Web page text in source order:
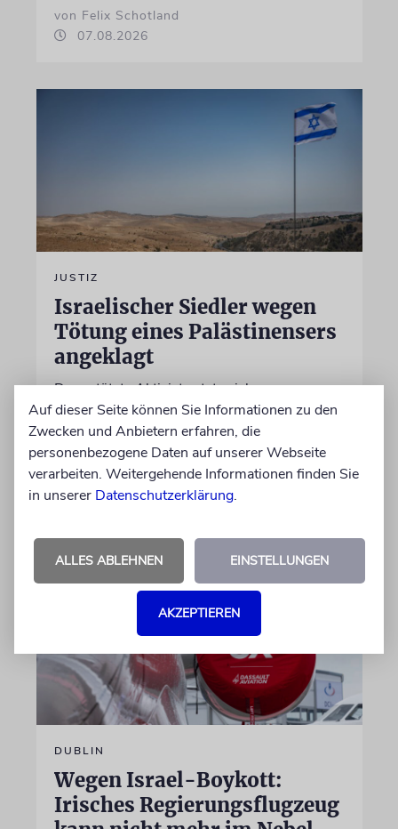
von Felix Schotland
07.08.2026
JUSTIZ
Israelischer Siedler wegen
Tötung eines Palästinensers
angeklagt
Der getötete Aktivist setzte sich gegen
Siedlergewalt ein und war an dem Oscar-
prämierten Film »No Other Land« beteiligt.
Jetzt steht der mutmaßliche Täter vor Gericht
07.08.2026
DUBLIN
Wegen Israel-Boykott:
Irisches Regierungsflugzeug
Auf dieser Seite können Sie Informationen zu den
Zwecken und Anbietern erfahren, die
personenbezogene Daten auf unserer Webseite
verarbeiten. Weitergehende Informationen finden Sie
in unserer Datenschutzerklärung.
ALLES ABLEHNEN EINSTELLUNGEN
AKZEPTIEREN